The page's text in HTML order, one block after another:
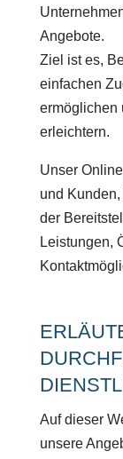
Angebote.
Ziel ist es,
einfachen
ermöglichen
erleichtern.
Unser
und
der
Leistungen,
Auf dieser
unsere